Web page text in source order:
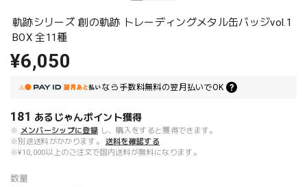
軌跡シリーズ 創の軌跡 トレーディングメタル缶バッジvol.1
BOX 全11種
¥6,050
なら 手数料無料の翌月払いでOK
181 あるじゃんポイント獲得
※ メンバーシップに登録 し、購入をすると獲得できます。
※別途送料がかかります。
送料を確認する
※¥10,000以上のご注文で国内送料が無料になります。
数量